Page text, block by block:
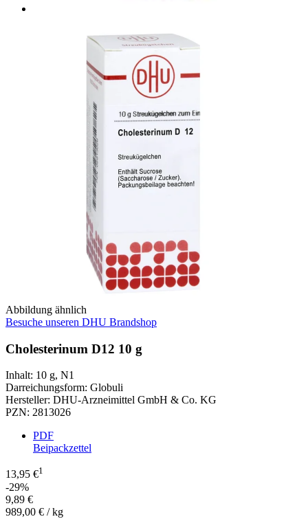
Abbildung ähnlich
Besuche unseren DHU Brandshop
Cholesterinum D12 10 g
Inhalt: 10 g, N1
Darreichungsform: Globuli
Hersteller: DHU-Arzneimittel GmbH & Co. KG
PZN: 2813026
PDF
Beipackzettel
13,95 €1
-29%
9,89 €
989,00 € / kg